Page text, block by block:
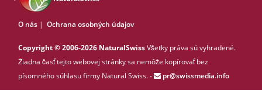
O nás | Ochrana osobných údajov
Copyright © 2006-2026 NaturalSwissVšetky práva sú vyhradené.
Žiadna časť tejto webovej stránky sa nemôže kopírovať bez
písomného súhlasu firmy Natural Swiss. -
pr@swissmedia.info